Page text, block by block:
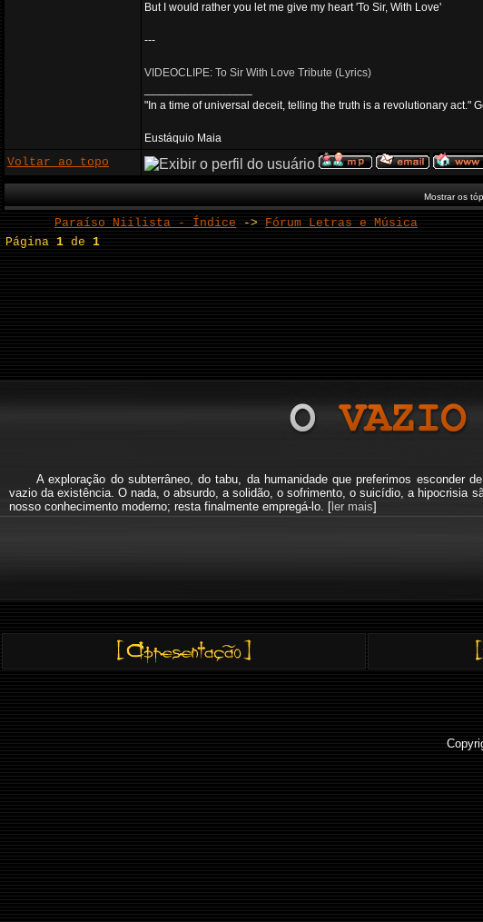
But I would rather you let me give my heart 'To Sir, With Love'
---
VIDEOCLIPE: To Sir With Love Tribute (Lyrics)
"In a time of universal deceit, telling the truth is a revolutionary act."
Eustáquio Maia
Voltar ao topo
Mostrar os
Paraíso Niilista - Índice -> Fórum Letras e Música
Página1 de1
A exploração do subterrâneo, do tabu, da humanidade que preferimos esconder
vazio da existência. O nada, o absurdo, a solidão, o sofrimento, o suicídio, a hipocrisia
nosso conhecimento moderno; resta finalmente empregá-lo. [ler mais]